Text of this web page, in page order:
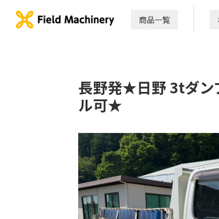
商品一覧
長野発★日野 3tダ
ル可★